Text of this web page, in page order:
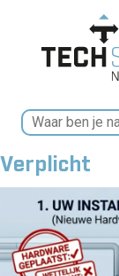
Verplicht